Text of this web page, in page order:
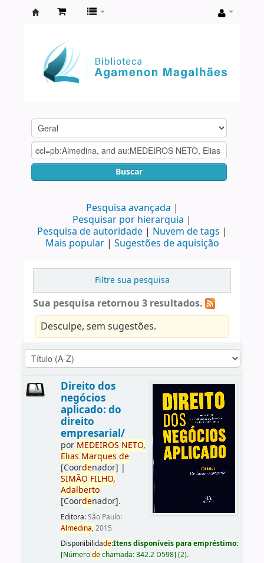
Agamenon
Magalhães
Buscar
Pesquisa avançada
Pesquisar por hierarquia
Pesquisa de autoridade
Nuvem de tags
Mais popular
Sugestões de aquisição
Filtre sua pesquisa
Sua pesquisa retornou 3 resultados.
Desculpe, sem sugestões.
Direito dos
negócios
aplicado: do
direito
empresarial/
por MEDEIROS NETO,
Elias Marques de
[Coordenador] |
SIMÃO FILHO,
Adalberto
[Coordenador].
Editora:São Paulo:
Almedina,2015
Disponibilidade:Itens disponíveis para empréstimo:
[Númerodechamada:342.2 D598] (2).